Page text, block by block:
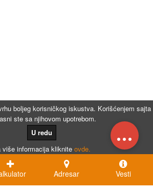
boljeg korisničkog iskustva. Korišćenjem sajta
ste sa njihovom upotrebom.
U redu
više informacija kliknite ovde.
...
Adresar Vesti